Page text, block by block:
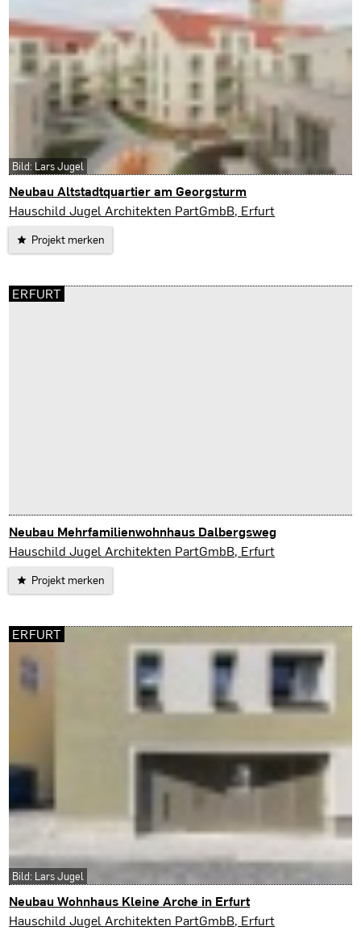
Neubau Altstadtquartier am Georgsturm
Erfurt
Hauschild Jugel Architekten PartGmbB, Erfurt
Projekt merken
Bild: Lars Jugel
Neubau Mehrfamilienwohnhaus Dalbergsweg
Erfurt
Hauschild Jugel Architekten PartGmbB, Erfurt
Projekt merken
ERFURT
Neubau Wohnhaus Kleine Arche in Erfurt
Erfurt
Hauschild Jugel Architekten PartGmbB, Erfurt
ERFURT
Bild: Lars Jugel